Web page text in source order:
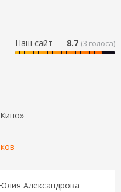
Наш сайт 8.7 (3 голоса)
Александрова